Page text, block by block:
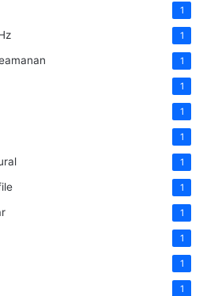
1
1
1
1
1
1
1
1
1
1
1
1